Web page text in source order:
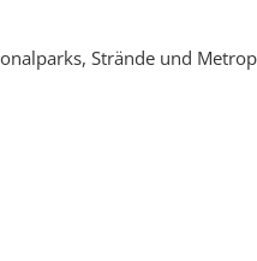
Strände und